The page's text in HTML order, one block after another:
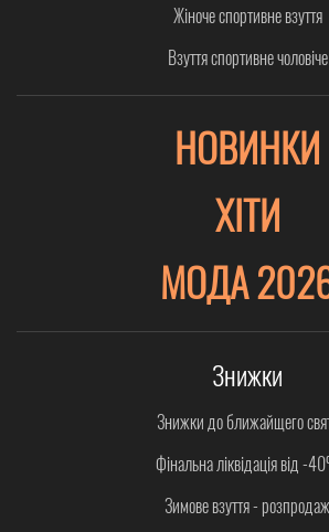
Жіноче спортивне взуття
Взуття спортивне чоловіче
НОВИНКИ
ХІТИ
МОДА
Знижки
Знижки до ближайщего
Фінальна ліквідація від -
Зимове взуття - розпродаж